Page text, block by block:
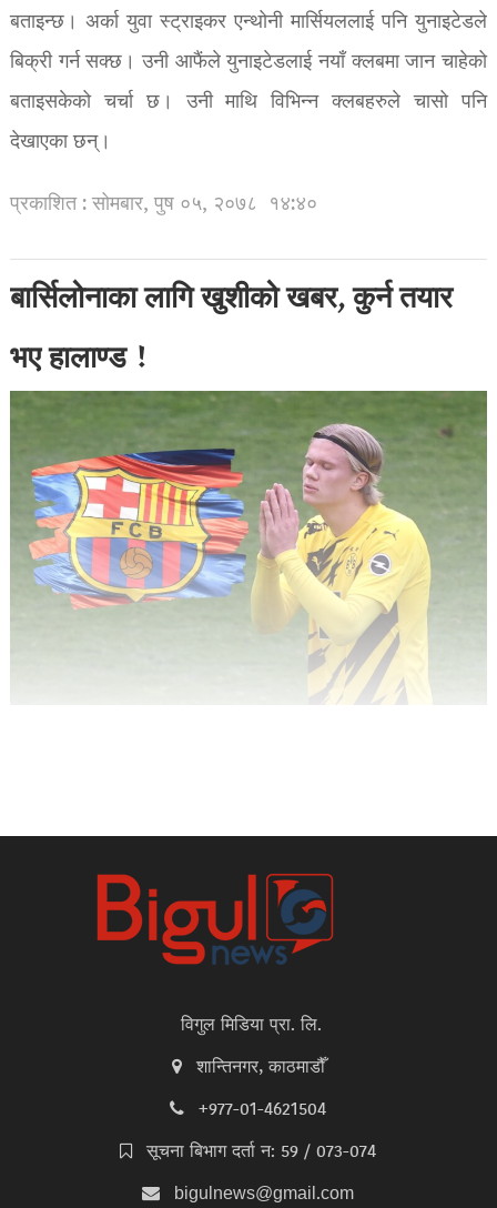
बताइन्छ। अर्का युवा स्ट्राइकर एन्थोनी मार्सियललाई पनि युनाइटेडले
बिक्री गर्न सक्छ। उनी आफैंले युनाइटेडलाई नयाँ क्लबमा जान चाहेको
बताइसकेको चर्चा छ। उनी माथि विभिन्न क्लबहरुले चासो पनि
देखाएका छन्।
प्रकाशित : सोमबार, पुष ०५, २०७८ १४:४०
बार्सिलोनाका लागि खुशीको खबर, कुर्न तयार
भए हालाण्ड !
विगुल मिडिया प्रा. लि.
शान्तिनगर, काठमाडौँ
+977-01-4621504
सूचना बिभाग दर्ता न: 59 / 073-074
bigulnews@gmail.com